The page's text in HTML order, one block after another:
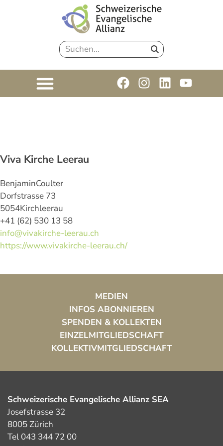
Viva Kirche Leerau
BenjaminCoulter
Dorfstrasse 73
5054Kirchleerau
+41 (62) 530 13 58
info@vivakirche-leerau.ch
https://www.vivakirche-leerau.ch/
MEDIEN
INFOS ABONNIEREN
SPENDEN & KOLLEKTEN
EINZELMITGLIEDSCHAFT
KOLLEKTIVMITGLIEDSCHAFT
Schweizerische Evangelische Allianz SEA
Josefstrasse 32
8005 Zürich
Tel 043 344 72 00